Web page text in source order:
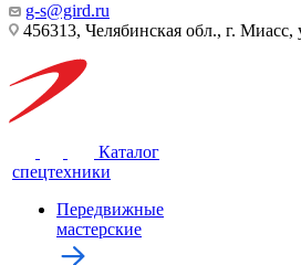
g-s@gird.ru
456313, Челябинская обл., г. Миасс,
Каталог
спецтехники
Передвижные
мастерские